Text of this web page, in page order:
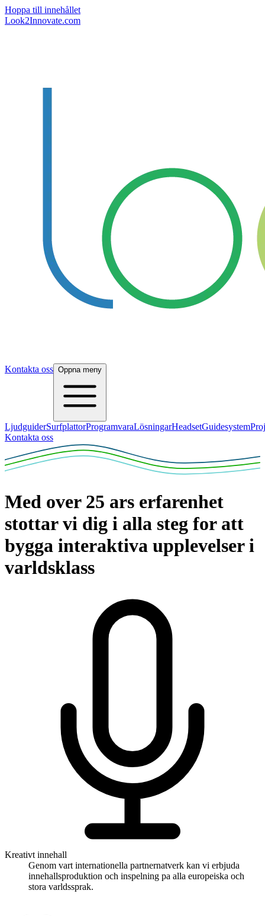
Hoppa till innehållet
Look2Innovate.com
Kontakta oss Oppna meny
LjudguiderSurfplattorProgramvaraLösningarHeadsetGuidesystem
Kontakta oss
Med over 25 ars erfarenhet
stottar vi dig i alla steg for att
bygga interaktiva upplevelser i
varldsklass
Kreativt innehall
Genom vart internationella partnernatverk kan vi erbjuda
innehallsproduktion och inspelning pa alla europeiska och
stora varldssprak.